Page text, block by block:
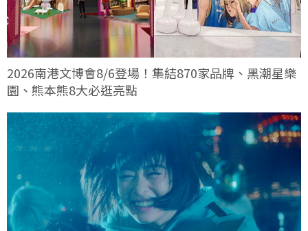
2026南港文博會8/6登場！集結870家品牌、黑潮星樂
園、熊本熊8大必逛亮點